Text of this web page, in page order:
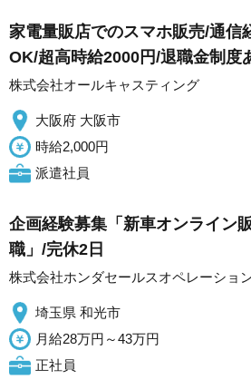
家電量販店でのスマホ販売/通信
OK/超高時給2000円/退職金制度
株式会社オールキャスティング
大阪府 大阪市
時給2,000円
派遣社員
企画経験募集「新車オンライン
職」/完休2日
株式会社ホンダセールスオペレーショ
埼玉県 和光市
月給28万円～43万円
正社員